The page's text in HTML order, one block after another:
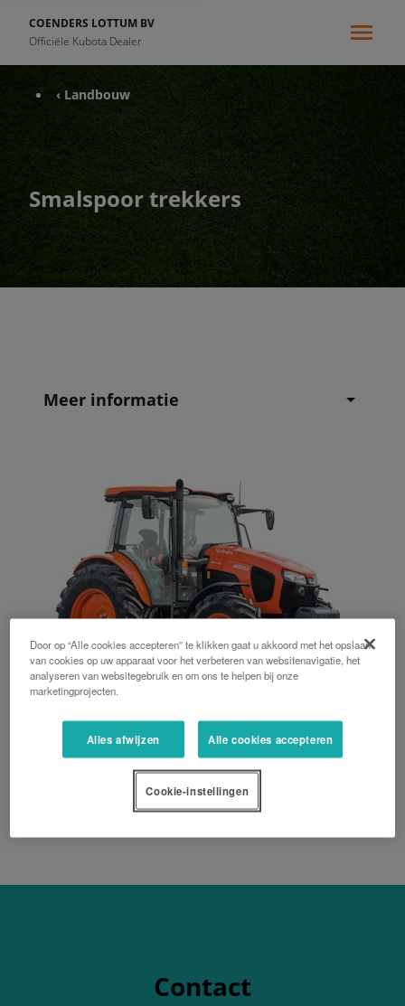
COENDERS LOTTUM BV
Officiële Kubota Dealer
‹ Landbouw
Smalspoor trekkers
Meer informatie
M5002 Narrow series
Contact
Door op “Alle cookies accepteren” te klikken gaat u akkoord met het opslaan
van cookies op uw apparaat voor het verbeteren van websitenavigatie, het
analyseren van websitegebruik en om ons te helpen bij onze
marketingprojecten.
Alles afwijzen Alle cookies accepteren
Cookie-instellingen